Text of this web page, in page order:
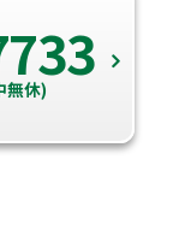
無休)